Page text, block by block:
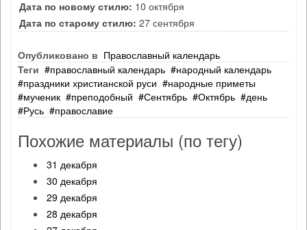
Дата по новому стилю: 10 октября
Дата по старому стилю: 27 сентября
Опубликовано в Православный календарь
Теги
православный календарь
народный календарь
праздники христианской руси
народные приметы
мученик
преподобный Сентябрь Октябрь
день
Русь
православие
Похожие материалы (по тегу)
31 декабря
30 декабря
29 декабря
28 декабря